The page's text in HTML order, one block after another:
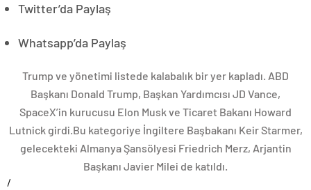
Twitter’da Paylaş
Whatsapp’da Paylaş
Trump ve yönetimi listede kalabalık bir yer kapladı. ABD
Başkanı Donald Trump, Başkan Yardımcısı JD Vance,
SpaceX’in kurucusu Elon Musk ve Ticaret Bakanı Howard
Lutnick girdi.Bu kategoriye İngiltere Başbakanı Keir Starmer,
gelecekteki Almanya Şansölyesi Friedrich Merz, Arjantin
Başkanı Javier Milei de katıldı.
/